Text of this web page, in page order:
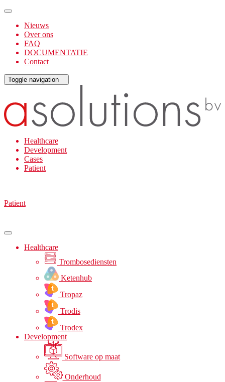
Nieuws
Over ons
FAQ
DOCUMENTATIE
Contact
Toggle navigation
Healthcare
Development
Cases
Patient
Patient
Healthcare
Trombosediensten
Ketenhub
Tropaz
Trodis
Trodex
Development
Software op maat
Onderhoud